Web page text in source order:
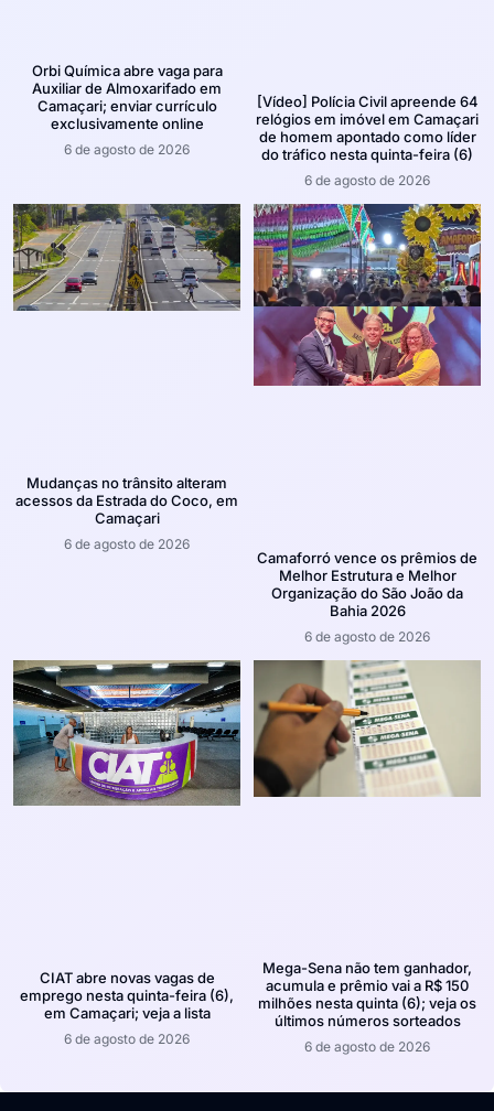
Orbi Química abre vaga para
Auxiliar de Almoxarifado em
Camaçari; enviar currículo
exclusivamente online
6 de agosto de 2026
[Vídeo] Polícia Civil apreende 64
relógios em imóvel em Camaçari
de homem apontado como líder
do tráfico nesta quinta-feira (6)
6 de agosto de 2026
Mudanças no trânsito alteram
acessos da Estrada do Coco, em
Camaçari
6 de agosto de 2026
Camaforró vence os prêmios de
Melhor Estrutura e Melhor
Organização do São João da
Bahia 2026
6 de agosto de 2026
CIAT abre novas vagas de
emprego nesta quinta-feira (6),
em Camaçari; veja a lista
6 de agosto de 2026
Mega-Sena não tem ganhador,
acumula e prêmio vai a R$ 150
milhões nesta quinta (6); veja os
últimos números sorteados
6 de agosto de 2026